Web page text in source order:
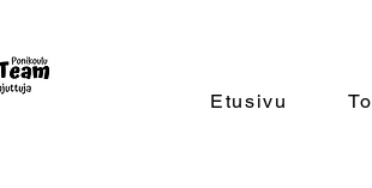
Etusivu